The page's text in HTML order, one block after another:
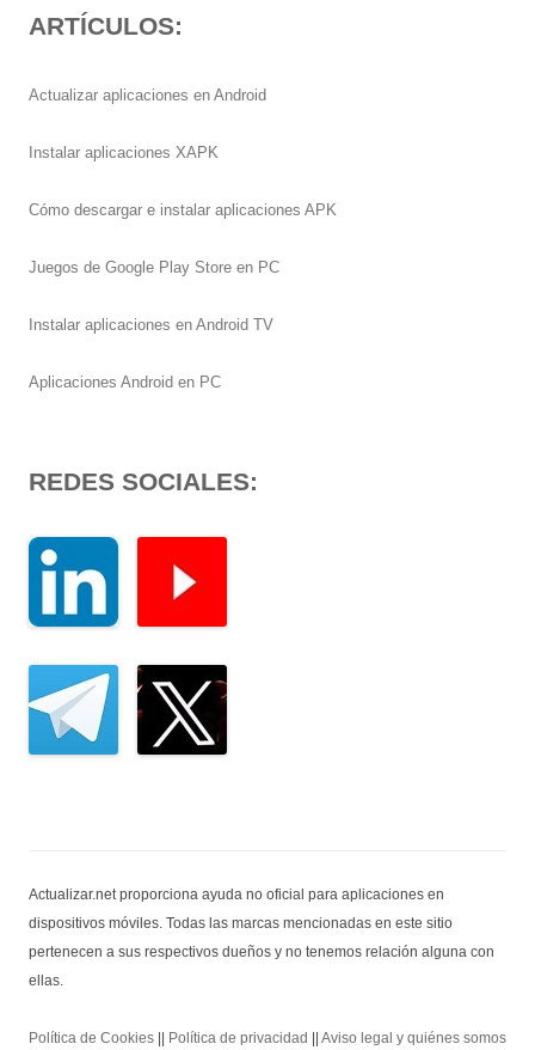
ARTÍCULOS:
Actualizar aplicaciones en Android
Instalar aplicaciones XAPK
Cómo descargar e instalar aplicaciones APK
Juegos de Google Play Store en PC
Instalar aplicaciones en Android TV
Aplicaciones Android en PC
REDES SOCIALES:
Actualizar.net proporciona ayuda no oficial para aplicaciones en
dispositivos móviles. Todas las marcas mencionadas en este sitio
pertenecen a sus respectivos dueños y no tenemos relación alguna con
ellas.
Política de Cookies Política de privacidad Aviso legal y quiénes somos